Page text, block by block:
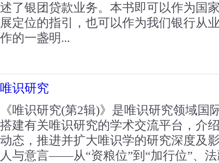
述了银团贷款业务。本书即可以作为国
展定位的指引，也可以作为我们银行从
作的一盏明...
唯识研究
《唯识研究(第2辑)》是唯识研究领域国
搭建有关唯识研究的学术交流平台，介
动态，推进并扩大唯识学的研究深度及
人与意言——从“资粮位”到“加行位”、